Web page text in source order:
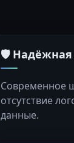
🛡️
Современное
отсутствие
данные.